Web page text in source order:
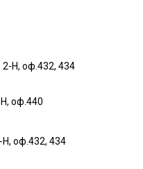
2-Н, оф.432, 434
Н, оф.440
Н, оф.432, 434